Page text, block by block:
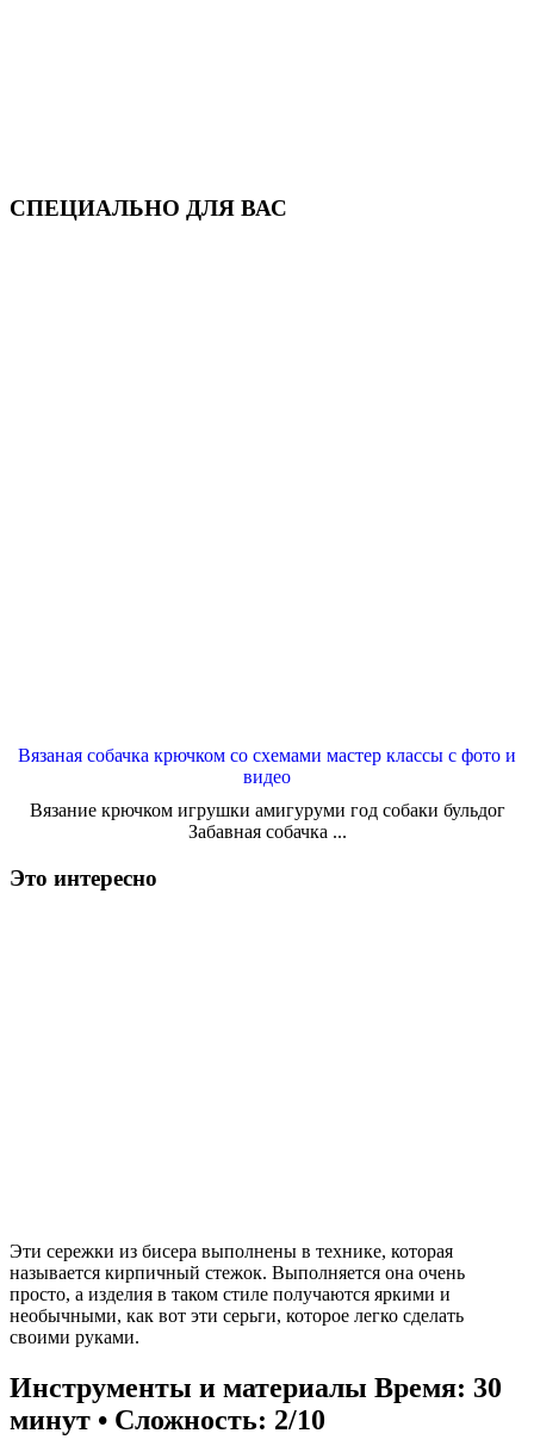
СПЕЦИАЛЬНО ДЛЯ ВАС
Вязаная собачка крючком со схемами мастер классы с фото и
видео
Вязание крючком игрушки амигуруми год собаки бульдог
Забавная собачка ...
Это интересно
Эти сережки из бисера выполнены в технике, которая
называется кирпичный стежок. Выполняется она очень
просто, а изделия в таком стиле получаются яркими и
необычными, как вот эти серьги, которое легко сделать
своими руками.
Инструменты и материалы Время: 30
минут • Сложность: 2/10